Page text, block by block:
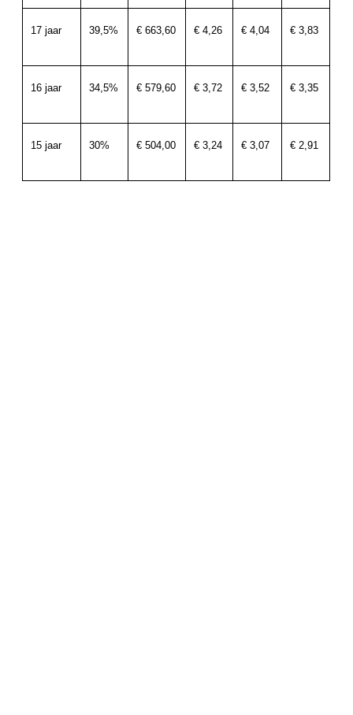
17 jaar 39,5% € 663,60 € 4,26 € 4,04 € 3,83
16 jaar 34,5% € 579,60 € 3,72 € 3,52 € 3,35
15 jaar 30% € 504,00 € 3,24 € 3,07 € 2,91